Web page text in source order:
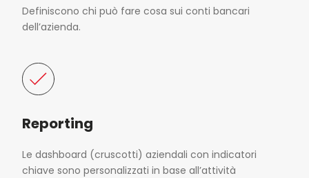
Definiscono chi può fare cosa sui conti bancari
dell’azienda.
Reporting
Le dashboard (cruscotti) aziendali con indicatori
chiave sono personalizzati in base all’attività